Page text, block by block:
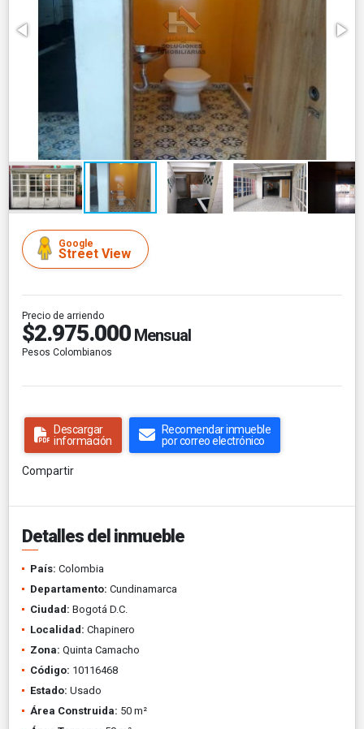
Google
Street View
Precio de arriendo
$2.975.000 Mensual
Pesos Colombianos
Descargar
información
Recomendar inmueble
por correo electrónico
Compartir
Detalles del inmueble
País: Colombia
Departamento: Cundinamarca
Ciudad: Bogotá D.C.
Localidad: Chapinero
Zona: Quinta Camacho
Código: 10116468
Estado: Usado
Área Construida: 50 m²